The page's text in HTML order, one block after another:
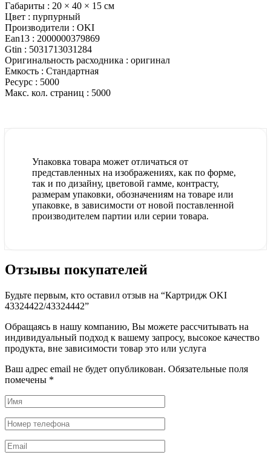
Габариты : 20 × 40 × 15 см
Цвет : пурпурный
Производители : OKI
Ean13 : 2000000379869
Gtin : 5031713031284
Оригинальность расходника : оригинал
Емкость : Стандартная
Ресурс : 5000
Макс. кол. страниц : 5000
Упаковка товара может отличаться от
представленных на изображениях, как по форме,
так и по дизайну, цветовой гамме, контрасту,
размерам упаковки, обозначениям на товаре или
упаковке, в зависимости от новой поставленной
производителем партии или серии товара.
Отзывы покупателей
Будьте первым, кто оставил отзыв на “Картридж OKI
43324422/43324442”
Обращаясь в нашу компанию, Вы можете рассчитывать на
индивидуальный подход к вашему запросу, высокое качество
продукта, вне зависимости товар это или услуга
Ваш адрес email не будет опубликован. Обязательные поля
помечены *